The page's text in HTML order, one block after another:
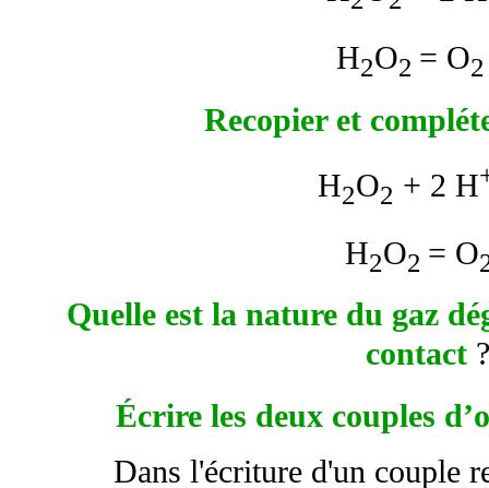
H2O2 = O2
Recopier et
H2O2 + 2 H
H2O2 = O
Quelle est la nature du gaz
contact
Écrire les deux couples
Dans l'écriture d'un couple